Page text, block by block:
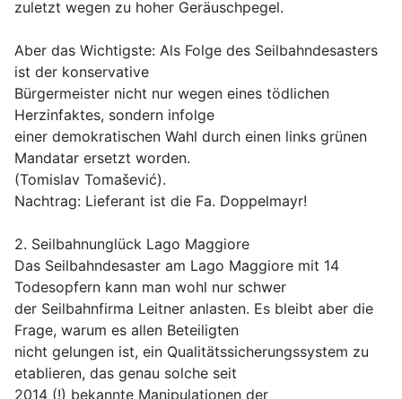
zuletzt wegen zu hoher Geräuschpegel.
Aber das Wichtigste: Als Folge des Seilbahndesasters
ist der konservative
Bürgermeister nicht nur wegen eines tödlichen
Herzinfaktes, sondern infolge
einer demokratischen Wahl durch einen links grünen
Mandatar ersetzt worden.
(Tomislav Tomašević).
Nachtrag: Lieferant ist die Fa. Doppelmayr!
2. Seilbahnunglück Lago Maggiore
Das Seilbahndesaster am Lago Maggiore mit 14
Todesopfern kann man wohl nur schwer
der Seilbahnfirma Leitner anlasten. Es bleibt aber die
Frage, warum es allen Beteiligten
nicht gelungen ist, ein Qualitätssicherungssystem zu
etablieren, das genau solche seit
2014 (!) bekannte Manipulationen der